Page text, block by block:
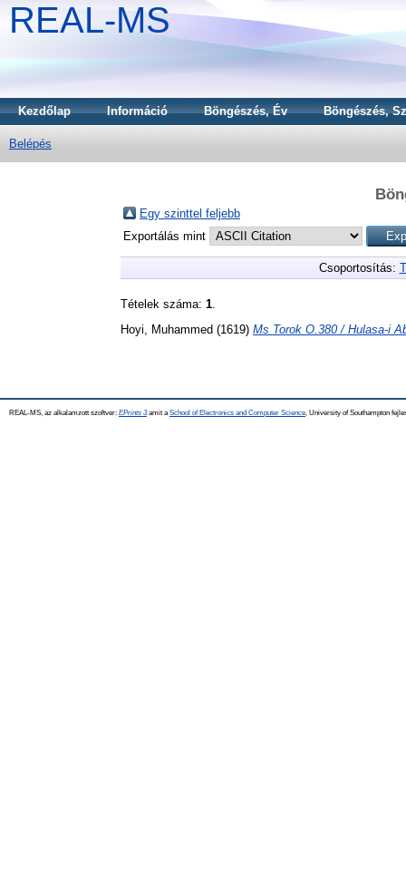
REAL-MS
Kezdőlap Információ Böngészés, Év Böngészés,
Belépés
Egy szinttel feljebb
Exportálás mint
Csoportosítás:
Tételek száma: 1
Hoyi, Muhammed (1619) Ms Torok O.380 / Hulasa-i
REAL-MS, az alkalamzott szoftver: EPrints 3amit a School of Electronics and Computer Science , University of Southampton